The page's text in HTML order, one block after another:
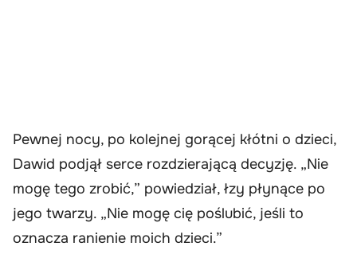
Pewnej nocy, po kolejnej gorącej kłótni o dzieci,
Dawid podjął serce rozdzierającą decyzję. „Nie
mogę tego zrobić,” powiedział, łzy płynące po
jego twarzy. „Nie mogę cię poślubić, jeśli to
oznacza ranienie moich dzieci.”